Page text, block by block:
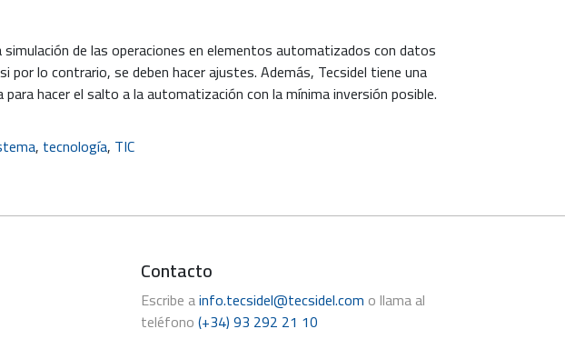
de las operaciones en elementos automatizados con datos
lo contrario, se deben hacer ajustes. Además, Tecsidel tiene una
hacer el salto a la automatización con la mínima inversión posible.
, tecnología, TIC
Contacto
Escribe ainfo.tecsidel@tecsidel.com o llama al
teléfono(+34) 93 292 21 10